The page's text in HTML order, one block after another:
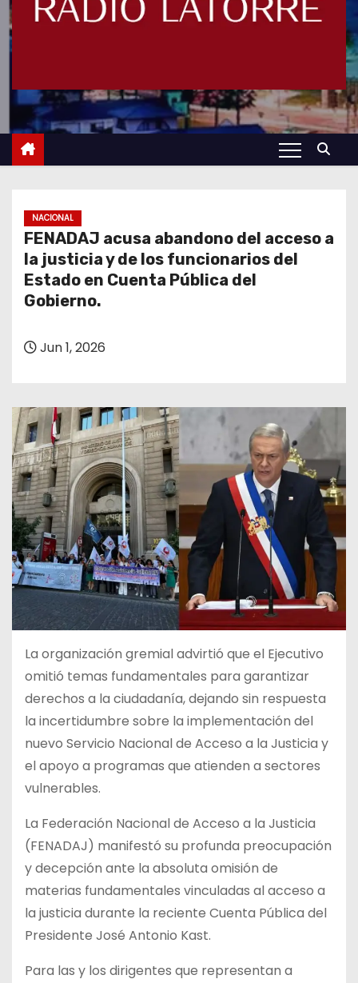
NACIONAL
FENADAJ acusa abandono del acceso a
la justicia y de los funcionarios del
Estado en Cuenta Pública del
Gobierno.
Jun 1, 2026
La organización gremial advirtió que el Ejecutivo
omitió temas fundamentales para garantizar
derechos a la ciudadanía, dejando sin respuesta
la incertidumbre sobre la implementación del
nuevo Servicio Nacional de Acceso a la Justicia y
el apoyo a programas que atienden a sectores
vulnerables.
La Federación Nacional de Acceso a la Justicia
(FENADAJ) manifestó su profunda preocupación
y decepción ante la absoluta omisión de
materias fundamentales vinculadas al acceso a
la justicia durante la reciente Cuenta Pública del
Presidente José Antonio Kast.
Para las y los dirigentes que representan a